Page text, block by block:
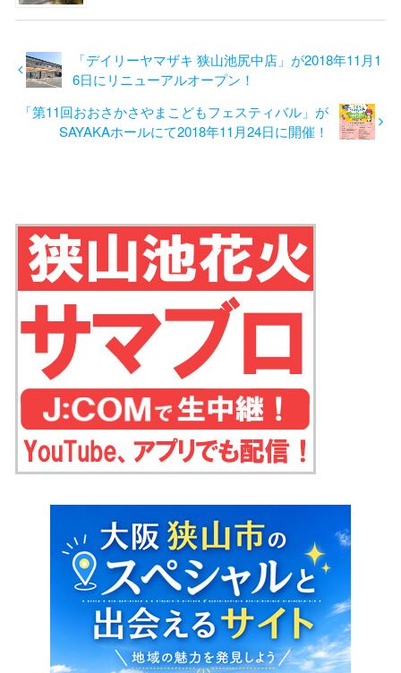
「デイリーヤマザキ 狭山池尻中店」が2018年11月1
6日にリニューアルオープン！
「第11回おおさかさやまこどもフェスティバル」が
SAYAKAホールにて2018年11月24日に開催！